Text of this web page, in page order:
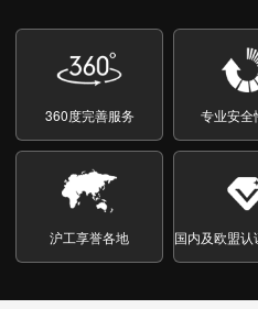
360度完善服务 专业安全
沪工享誉各地 国内及欧盟